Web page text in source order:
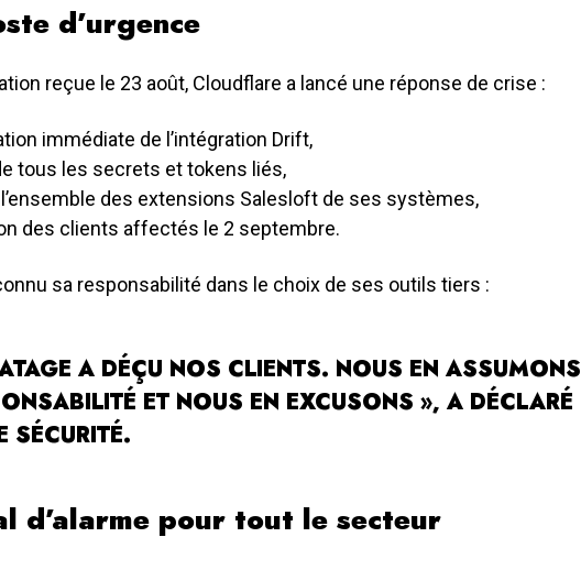
d’urgence
reçue le 23 août, Cloudflare a lancé une réponse de crise :
immédiate de l’intégration Drift,
tous les secrets et tokens liés,
des extensions Salesloft de ses systèmes,
des clients affectés le 2 septembre.
sa responsabilité dans le choix de ses outils tiers :
A DÉÇU NOS CLIENTS. NOUS EN ASSUMONS
ET NOUS EN EXCUSONS », A DÉCLARÉ
SÉCURITÉ.
d’alarme pour tout le secteur